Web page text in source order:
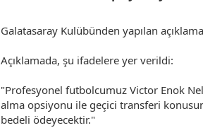
Galatasaray Kulübünden yapılan
Açıklamada, şu ifadelere yer verildi:
"Profesyonel futbolcumuz Victor Enok
alma opsiyonu ile geçici transferi
bedeli ödeyecektir."